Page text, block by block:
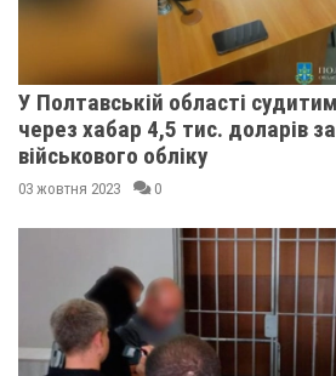
У Полтавській області
через хабар 4,5 тис. доларів
військового обліку
03 жовтня 2023 0